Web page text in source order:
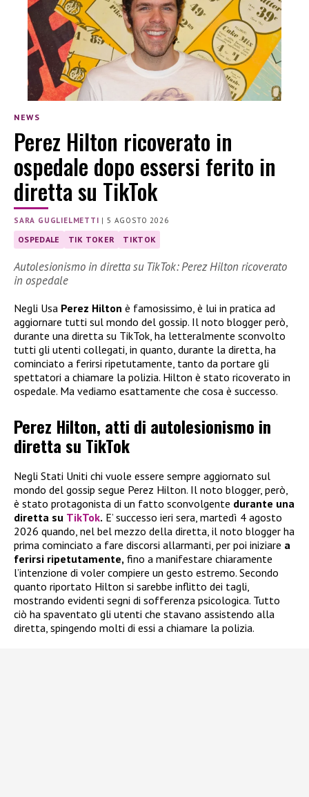
NEWS
Perez Hilton ricoverato in
ospedale dopo essersi ferito in
diretta su TikTok
SARA GUGLIELMETTI | 5 AGOSTO 2026
OSPEDALE TIK TOKER TIKTOK
Autolesionismo in diretta su TikTok: Perez Hilton ricoverato
in ospedale
Negli Usa Perez Hilton è famosissimo, è lui in pratica ad
aggiornare tutti sul mondo del gossip. Il noto blogger però,
durante una diretta su TikTok, ha letteralmente sconvolto
tutti gli utenti collegati, in quanto, durante la diretta, ha
cominciato a ferirsi ripetutamente, tanto da portare gli
spettatori a chiamare la polizia. Hilton è stato ricoverato in
ospedale. Ma vediamo esattamente che cosa è successo.
Perez Hilton, atti di autolesionismo in
diretta su TikTok
Negli Stati Uniti chi vuole essere sempre aggiornato sul
mondo del gossip segue Perez Hilton. Il noto blogger, però,
è stato protagonista di un fatto sconvolgente durante una
diretta su TikTok. E’ successo ieri sera, martedì 4 agosto
2026 quando, nel bel mezzo della diretta, il noto blogger ha
prima cominciato a fare discorsi allarmanti, per poi iniziare a
ferirsi ripetutamente, fino a manifestare chiaramente
l’intenzione di voler compiere un gesto estremo. Secondo
quanto riportato Hilton si sarebbe inflitto dei tagli,
mostrando evidenti segni di sofferenza psicologica. Tutto
ciò ha spaventato gli utenti che stavano assistendo alla
diretta, spingendo molti di essi a chiamare la polizia.